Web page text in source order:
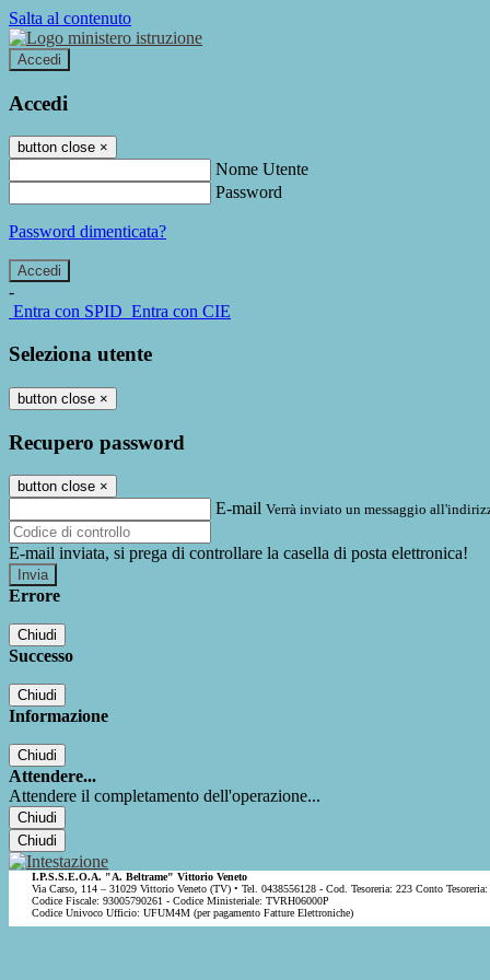
Salta al contenuto
Accedi
Accedi
button close ×
Nome Utente
Password
Password dimenticata?
-
Entra con SPID Entra con CIE
Seleziona utente
button close ×
Recupero password
button close ×
E-mail Verrà inviato un messaggio
E-mail inviata, si prega di controllare la casella di posta elettronica!
Errore
Chiudi
Successo
Chiudi
Informazione
Chiudi
Attendere...
Attendere il completamento dell'operazione...
Chiudi
Chiudi
I.P.S.S.E.O.A. "A. Beltrame" Vittorio Veneto
Via Carso, 114 – 31029 Vittorio Veneto (TV) • Tel. 0438556128 - Cod. Tesoreria: 223 Conto
Codice Fiscale: 93005790261 - Codice Ministeriale: TVRH06000P
Codice Univoco Ufficio: UFUM4M (per pagamento Fatture Elettroniche)